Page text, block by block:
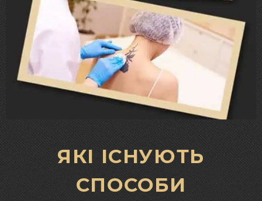
ЯКІ ІСНУЮТЬ
СПОСОБИ